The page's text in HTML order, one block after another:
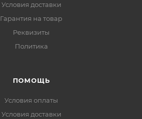
Условия доставки
Гарантия на товар
Реквизиты
Политика
ПОМОЩЬ
Условия оплаты
Условия доставки